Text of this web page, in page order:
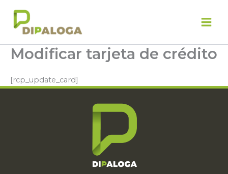
contenido
Modificar tarjeta de crédito
[rcp_update_card]